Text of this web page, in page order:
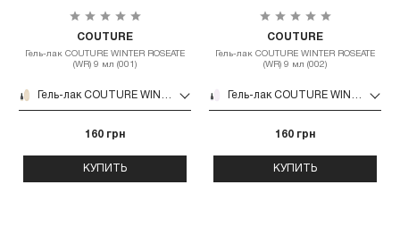
COUTURE
Гель-лак COUTURE WINTER ROSEATE
(WR) 9 мл (001)
160 грн
КУПИТЬ
COUTURE
Гель-лак COUTURE WINTER ROSEATE
(WR) 9 мл (002)
160 грн
КУПИТЬ